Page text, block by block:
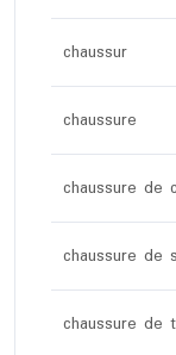
chaussur
chaussure
chaussure de
chaussure de
chaussure de